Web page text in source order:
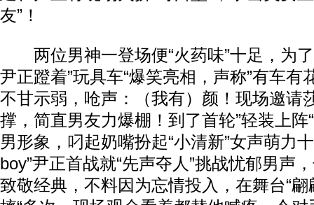
友”！
两位男神一登场便“火药味”十足，为了
尹正蹬着”玩具车“爆笑亮相，声称”有车有
不甘示弱，呛声：（我有）颜！现场邀请
撑，简直男友力爆棚！到了首轮”轻装上阵
男形象，叼起奶嘴扮起“小清新”女声萌力
boy”尹正首战就“先声夺人”挑战忧郁男声
致敬经典，不料因为忘情投入，在舞台“翩